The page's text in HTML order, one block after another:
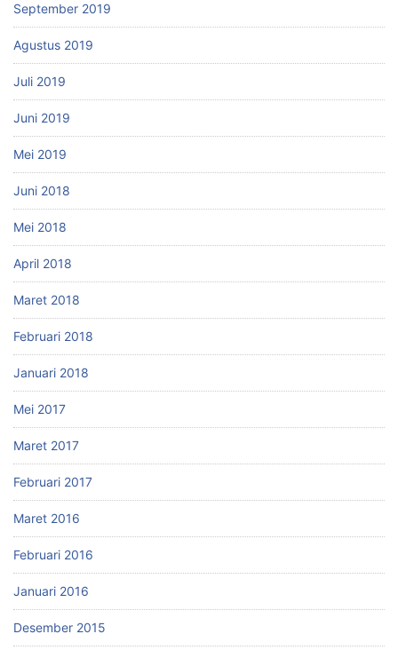
September 2019
Agustus 2019
Juli 2019
Juni 2019
Mei 2019
Juni 2018
Mei 2018
April 2018
Maret 2018
Februari 2018
Januari 2018
Mei 2017
Maret 2017
Februari 2017
Maret 2016
Februari 2016
Januari 2016
Desember 2015